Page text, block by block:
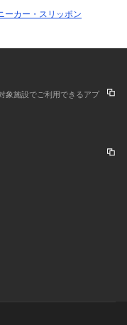
ーカー・スリッポン
象施設でご利用できるアプ